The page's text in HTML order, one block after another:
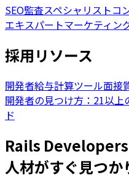
SEO監査スペシャリストコ
エキスパートマーケティン
採用リソース
開発者給与計算ツール面接
開発者の見つけ方：21以上
ド
Rails Developers
人材がすぐ見つか